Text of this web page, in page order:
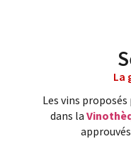
La
Les vins proposés
dans la